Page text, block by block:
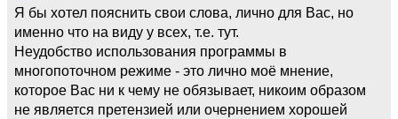
Я бы хотел пояснить свои слова, лично для Вас, но
именно что на виду у всех, т.е. тут.
Неудобство использования программы в
многопоточном режиме - это лично моё мнение,
которое Вас ни к чему не обязывает, никоим образом
не является претензией или очернением хорошей